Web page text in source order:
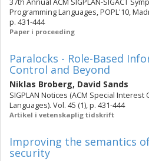
37th Annual ACM SIGPLAN-SIGACT
Programming Languages, POPL'10,
p. 431-444
Paper i proceeding
Paralocks - Role-Based
Control and Beyond
Niklas Broberg, David Sands
SIGPLAN Notices (ACM Special
Languages). Vol. 45 (1), p. 431-444
Artikel i vetenskaplig tidskrift
Improving the semantics
security